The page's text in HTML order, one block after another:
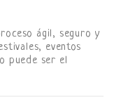
ágil, seguro y
eventos
puede ser el